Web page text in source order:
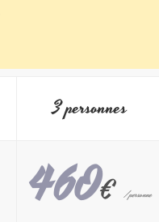
3 personnes
460€ /personne